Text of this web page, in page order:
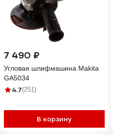
7 490 ₽
Угловая шлифмашина Makita
GA5034
4.7(251)
В корзину